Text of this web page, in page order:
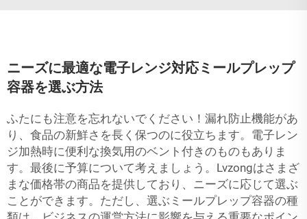
ニーズに最適な電子レンジ対応ミールプレップ
容器を選ぶ方法
ふたにも注意を忘れないでください！漏れ防止機能があ
り、食品の新鮮さを長く保つのに役立ちます。電子レン
ジ加熱時に便利な換気用のベント付きのものもありま
す。最後に予算について考えましょう。Lvzongはさまざ
まな価格帯の商品を提供しており、ニーズに応じて選ぶ
ことができます。ただし、選ぶミールプレップ容器の種